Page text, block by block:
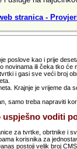
stranica -
poslove kao i prije
novinama ili čeka tko će
i gasi sve veći broj
Krajnje je vrijeme da
samo treba napraviti
uspješno voditi
za tvrtke, obrtnike i
korisnika za
postoji velik broj